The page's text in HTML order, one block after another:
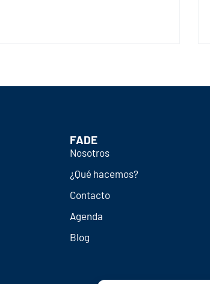
FADE
Nosotros
¿Qué hacemos?
Contacto
Agenda
Blog